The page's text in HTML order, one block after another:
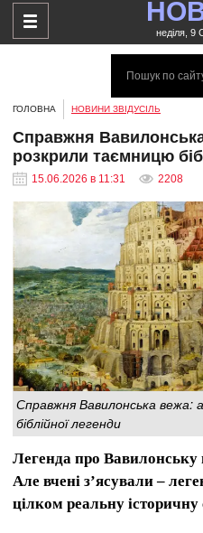
неділя, 9
ГОЛОВНА НОВИНИ ЗВІДУСІЛЬ
Справжня
розкрили таємницю
15.06.2026 в 11:31 2208
Справжня Вавилонська вежа:
біблійної легенди
Легенда про Вавилонську
Але вчені зʼясували –
цілком реальну історичну